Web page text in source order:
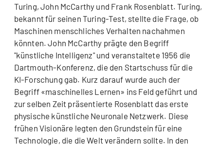
Turing, John McCarthy und Frank Rosenblatt. Turing,
bekannt für seinen Turing-Test, stellte die Frage, ob
Maschinen menschliches Verhalten nachahmen
könnten. John McCarthy prägte den Begriff
"künstliche Intelligenz" und veranstaltete 1956 die
Dartmouth-Konferenz, die den Startschuss für die
KI-Forschung gab. Kurz darauf wurde auch der
Begriff «maschinelles Lernen» ins Feld geführt und
zur selben Zeit präsentierte Rosenblatt das erste
physische künstliche Neuronale Netzwerk. Diese
frühen Visionäre legten den Grundstein für eine
Technologie, die die Welt verändern sollte. In den